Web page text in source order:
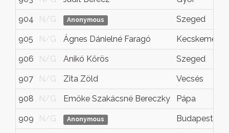
904 N/G Anonymous Szeged
905 N/G Ágnes Dánielné Faragó Kecskemét
906 N/G Anikó Kőrös Szeged
907 N/G Zita Zöld Vecsés
908 N/G Emőke Szakácsné Bereczky Pápa
909 N/G Anonymous Budapest